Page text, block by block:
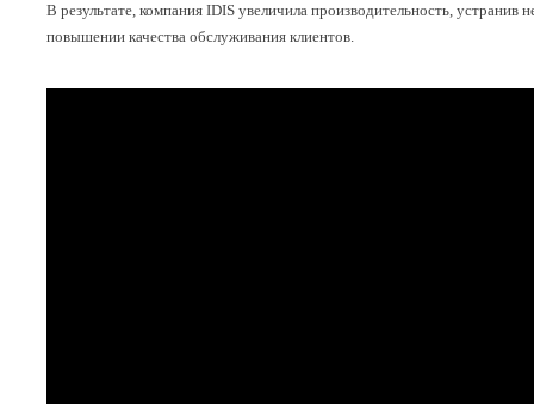
В результате, компания IDIS увеличила производительность,
повышении качества обслуживания клиентов.